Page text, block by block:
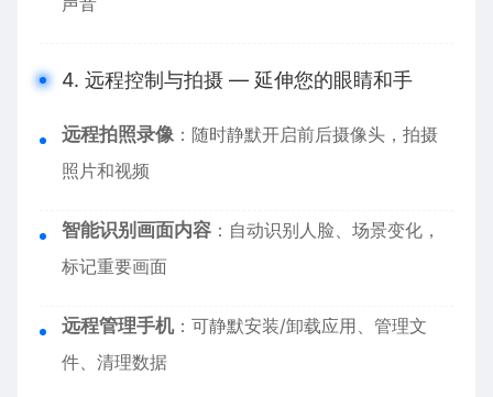
4. 远程控制与拍摄 — 延伸您的眼睛和手
远程拍照录像：随时静默开启前后摄像头，拍摄
照片和视频
智能识别画面内容 ：自动识别人脸、场景变化，
标记重要画面
远程管理手机：可静默安装/卸载应用、管理文
件、清理数据